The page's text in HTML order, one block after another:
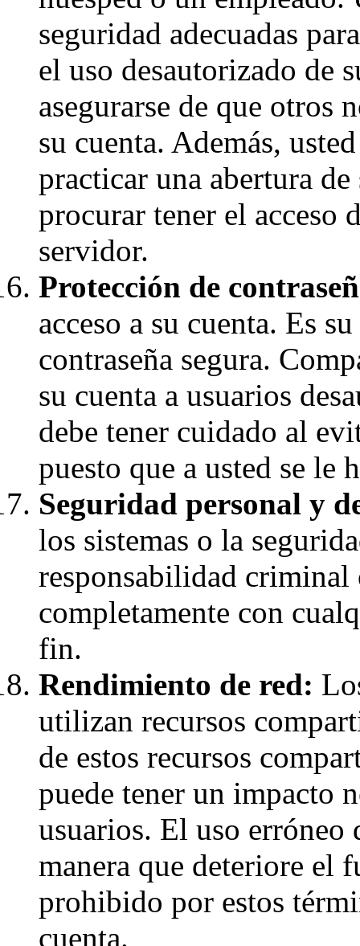
seguridad adecuadas
el uso desautorizado de
asegurarse de que otros
su cuenta. Además,
practicar una abertura
procurar tener el acceso
servidor.
Protección de
acceso a su cuenta. Es
contraseña segura.
su cuenta a usuarios
debe tener cuidado al
puesto que a usted se le
Seguridad personal y
los sistemas o la
responsabilidad
completamente con
fin.
Rendimiento de red:
utilizan recursos
de estos recursos
puede tener un impacto
usuarios. El uso erróneo
manera que deteriore el
prohibido por estos
cuenta.